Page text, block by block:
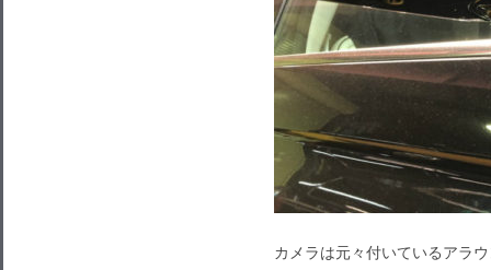
カメラは元々付いているアラ